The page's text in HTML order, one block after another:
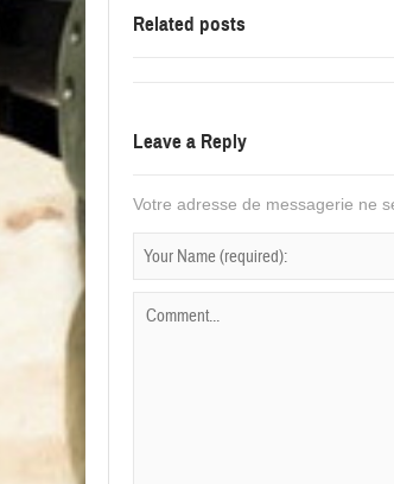
Related posts
Leave a Reply
Votre adresse de messagerie ne